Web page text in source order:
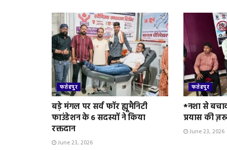
फतेहपुर
बड़े मंगल पर सर्व फॉर ह्यूमैनिटी
फाउंडेशन के 6 सदस्यों ने किया
रक्तदान
June 23, 2026
फतेहपुर
*नशा से
प्रयास की
June 23, 2026